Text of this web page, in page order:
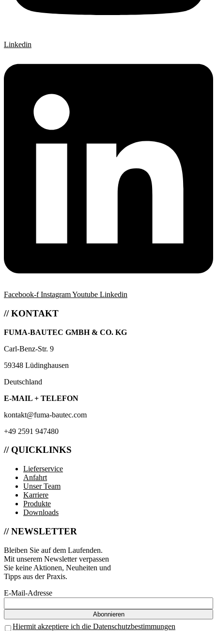
Linkedin
Facebook-f InstagramYoutube Linkedin
// KONTAKT
FUMA-BAUTEC GMBH & CO. KG
Carl-Benz-Str. 9
59348 Lüdinghausen
Deutschland
E-MAIL + TELEFON
kontakt@fuma-bautec.com
+49 2591 947480
// QUICKLINKS
Lieferservice
Anfahrt
Unser Team
Karriere
Produkte
Downloads
// NEWSLETTER
Bleiben Sie auf dem Laufenden.
Mit unserem Newsletter verpassen
Sie keine Aktionen, Neuheiten und
Tipps aus der Praxis.
E-Mail-Adresse
Hiermit akzeptiere ich die Datenschutzbestimmungen